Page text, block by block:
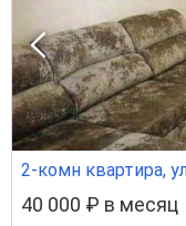
2-комн квартира,
40 000 ₽ в месяц